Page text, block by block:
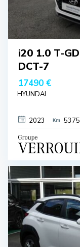
i20 1.0 T-
DCT-7
17490 €
HYUNDAI
2023